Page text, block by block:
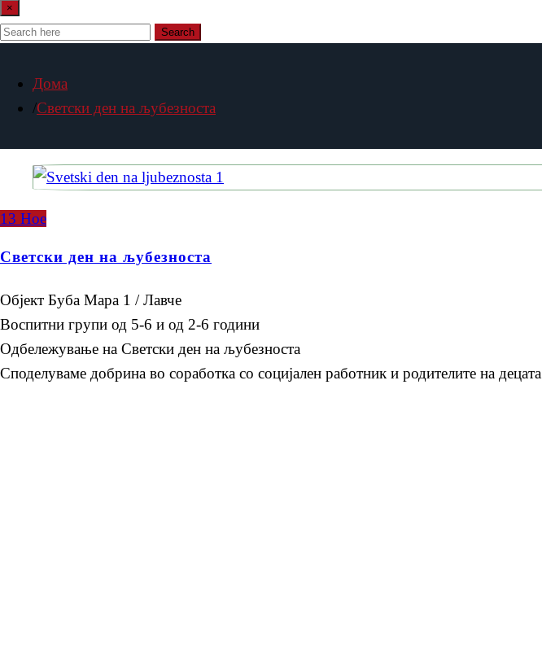
×
Search
Дома
Светски ден на љубезноста
13 Ное
Светски ден на љубезноста
Објект Буба Мара 1 / Лавче
Воспитни групи од 5-6 и од 2-6 години
Одбележување на Светски ден на љубезноста
Споделуваме добрина во соработка со социјален работник и родителите на децата